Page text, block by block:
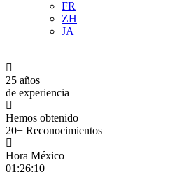
FR
ZH
JA
25 años
de experiencia
Hemos obtenido
20+ Reconocimientos
Hora México
01:26:11